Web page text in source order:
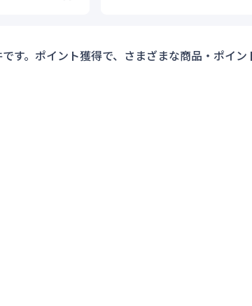
す。ポイント獲得で、さまざまな商品・ポイ